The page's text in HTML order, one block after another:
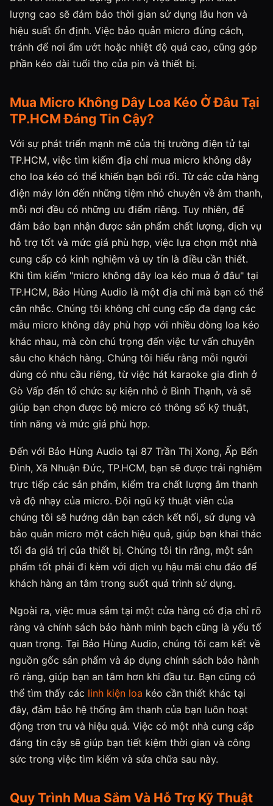
lượng cao sẽ đảm bảo thời gian sử dụng lâu hơn và
hiệu suất ổn định. Việc bảo quản micro đúng cách,
tránh để nơi ẩm ướt hoặc nhiệt độ quá cao, cũng góp
phần kéo dài tuổi thọ của pin và thiết bị.
Mua Micro Không Dây Loa Kéo Ở Đâu Tại
TP.HCM Đáng Tin Cậy?
Với sự phát triển mạnh mẽ của thị trường điện tử tại
TP.HCM, việc tìm kiếm địa chỉ mua micro không dây
cho loa kéo có thể khiến bạn bối rối. Từ các cửa hàng
điện máy lớn đến những tiệm nhỏ chuyên về âm thanh,
mỗi nơi đều có những ưu điểm riêng. Tuy nhiên, để
đảm bảo bạn nhận được sản phẩm chất lượng, dịch vụ
hỗ trợ tốt và mức giá phù hợp, việc lựa chọn một nhà
cung cấp có kinh nghiệm và uy tín là điều cần thiết.
Khi tìm kiếm "micro không dây loa kéo mua ở đâu" tại
TP.HCM, Bảo Hùng Audio là một địa chỉ mà bạn có thể
cân nhắc. Chúng tôi không chỉ cung cấp đa dạng các
mẫu micro không dây phù hợp với nhiều dòng loa kéo
khác nhau, mà còn chú trọng đến việc tư vấn chuyên
sâu cho khách hàng. Chúng tôi hiểu rằng mỗi người
dùng có nhu cầu riêng, từ việc hát karaoke gia đình ở
Gò Vấp đến tổ chức sự kiện nhỏ ở Bình Thạnh, và sẽ
giúp bạn chọn được bộ micro có thông số kỹ thuật,
tính năng và mức giá phù hợp.
Đến với Bảo Hùng Audio tại 87 Trần Thị Xong, Ấp Bến
Đình, Xã Nhuận Đức, TP.HCM, bạn sẽ được trải nghiệm
trực tiếp các sản phẩm, kiểm tra chất lượng âm thanh
và độ nhạy của micro. Đội ngũ kỹ thuật viên của
chúng tôi sẽ hướng dẫn bạn cách kết nối, sử dụng và
bảo quản micro một cách hiệu quả, giúp bạn khai thác
tối đa giá trị của thiết bị. Chúng tôi tin rằng, một sản
phẩm tốt phải đi kèm với dịch vụ hậu mãi chu đáo để
khách hàng an tâm trong suốt quá trình sử dụng.
Ngoài ra, việc mua sắm tại một cửa hàng có địa chỉ rõ
ràng và chính sách bảo hành minh bạch cũng là yếu tố
quan trọng. Tại Bảo Hùng Audio, chúng tôi cam kết về
nguồn gốc sản phẩm và áp dụng chính sách bảo hành
rõ ràng, giúp bạn an tâm hơn khi đầu tư. Bạn cũng có
thể tìm thấy các linh kiện loa kéo cần thiết khác tại
đây, đảm bảo hệ thống âm thanh của bạn luôn hoạt
động trơn tru và hiệu quả. Việc có một nhà cung cấp
đáng tin cậy sẽ giúp bạn tiết kiệm thời gian và công
sức trong việc tìm kiếm và sửa chữa sau này.
Quy Trình Mua Sắm Và Hỗ Trợ Kỹ Thuật